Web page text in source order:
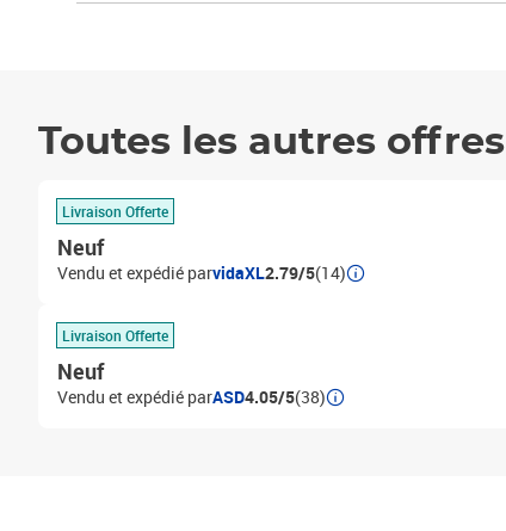
Toutes les autres offres
Livraison Offerte
Neuf
Vendu et expédié parvidaXL2.79/5(14)
Livraison Offerte
Neuf
Vendu et expédié parASD4.05/5(38)